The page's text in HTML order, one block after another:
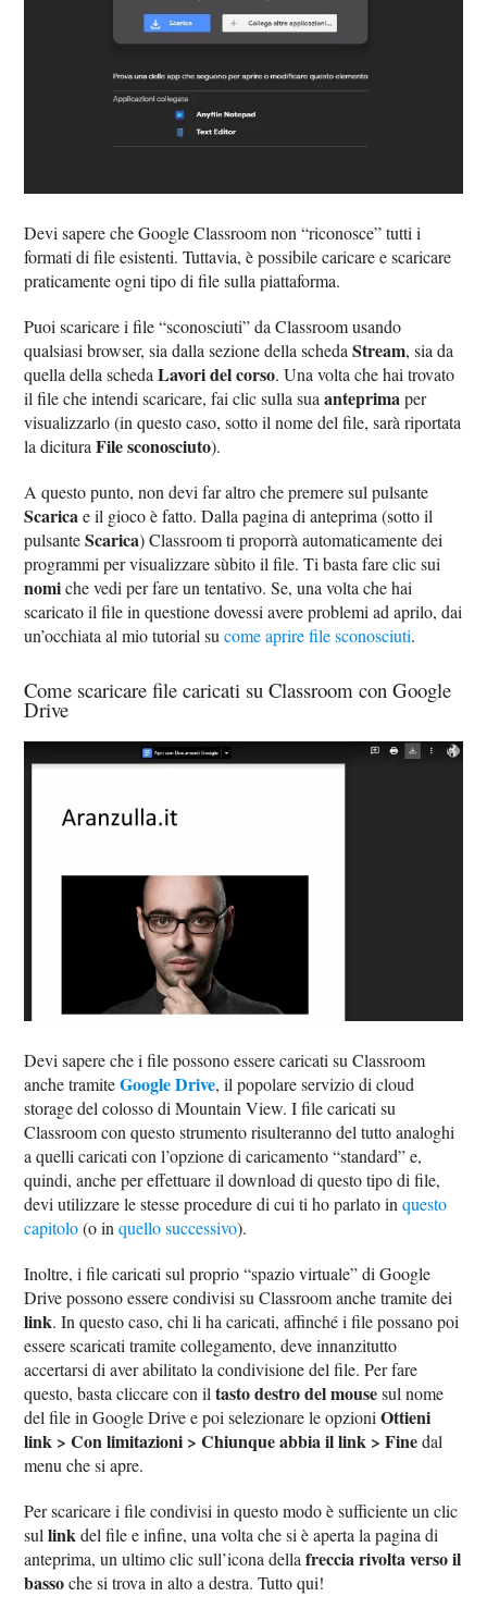
Devi sapere che Google Classroom non “riconosce” tutti i
formati di file esistenti. Tuttavia, è possibile caricare e scaricare
praticamente ogni tipo di file sulla piattaforma.
Puoi scaricare i file “sconosciuti” da Classroom usando
qualsiasi browser, sia dalla sezione della schedaStream, sia da
quella della schedaLavori del corso. Una volta che hai trovato
il file che intendi scaricare, fai clic sulla suaanteprimaper
visualizzarlo (in questo caso, sotto il nome del file, sarà riportata
la dicituraFile sconosciuto).
A questo punto, non devi far altro che premere sul pulsante
Scaricae il gioco è fatto. Dalla pagina di anteprima (sotto il
pulsanteScarica) Classroom ti proporrà automaticamente dei
programmi per visualizzare sùbito il file. Ti basta fare clic sui
nomiche vedi per fare un tentativo. Se, una volta che hai
scaricato il file in questione dovessi avere problemi ad aprilo, dai
un’occhiata al mio tutorial sucome aprire file sconosciuti.
Come scaricare file caricati su Classroom con Google
Drive
Devi sapere che i file possono essere caricati su Classroom
anche tramiteGoogle Drive, il popolare servizio di cloud
storage del colosso di Mountain View. I file caricati su
Classroom con questo strumento risulteranno del tutto analoghi
a quelli caricati con l’opzione di caricamento “standard” e,
quindi, anche per effettuare il download di questo tipo di file,
devi utilizzare le stesse procedure di cui ti ho parlato inquesto
capitolo(o inquello successivo).
Inoltre, i file caricati sul proprio “spazio virtuale” di Google
Drive possono essere condivisi su Classroom anche tramite dei
link. In questo caso, chi li ha caricati, affinché i file possano poi
essere scaricati tramite collegamento, deve innanzitutto
accertarsi di aver abilitato la condivisione del file. Per fare
questo, basta cliccare con iltasto destro del mousesul nome
del file in Google Drive e poi selezionare le opzioniOttieni
link > Con limitazioni > Chiunque abbia il link > Finedal
menu che si apre.
Per scaricare i file condivisi in questo modo è sufficiente un clic
sullinkdel file e infine, una volta che si è aperta la pagina di
anteprima, un ultimo clic sull’icona dellafreccia rivolta verso il
bassoche si trova in alto a destra. Tutto qui!